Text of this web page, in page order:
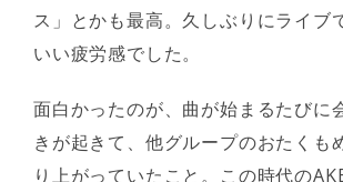
ス」とかも最高。久しぶりにライブ
いい疲労感でした。
面白かったのが、曲が始まるたびに
きが起きて、他グループのおたくも
り上がっていたこと。この時代の